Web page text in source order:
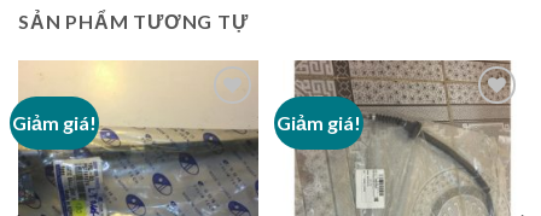
SẢN PHẨM TƯƠNG TỰ
Giảm giá!
Wishlist
Giảm giá!
Add to
Wishlist